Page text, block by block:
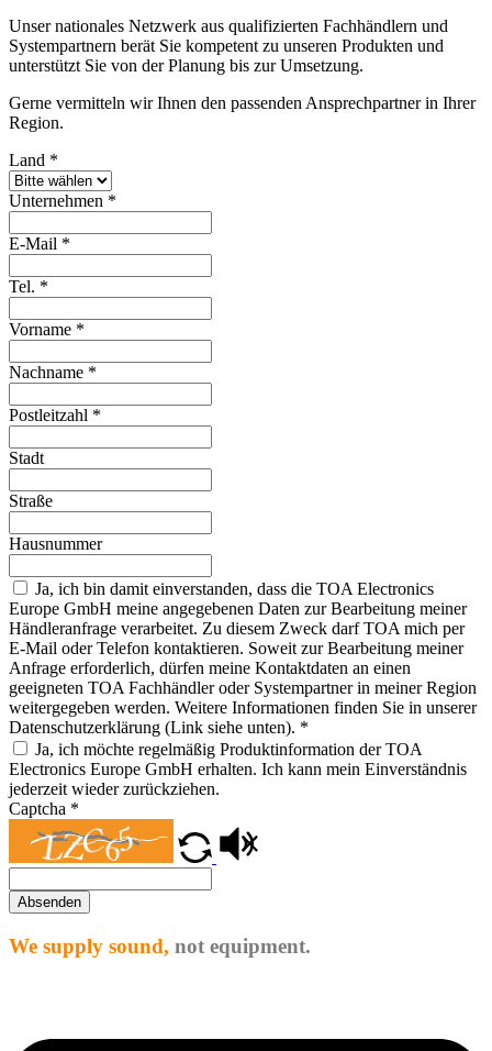
Unser nationales Netzwerk aus qualifizierten Fachhändlern und
Systempartnern berät Sie kompetent zu unseren Produkten und
unterstützt Sie von der Planung bis zur Umsetzung.
Gerne vermitteln wir Ihnen den passenden Ansprechpartner in Ihrer
Region.
Land *
Unternehmen *
E-Mail *
Tel. *
Vorname *
Nachname *
Postleitzahl *
Stadt
Straße
Hausnummer
Ja, ich bin damit einverstanden, dass die TOA Electronics
Europe GmbH meine angegebenen Daten zur Bearbeitung meiner
Händleranfrage verarbeitet. Zu diesem Zweck darf TOA mich per
E-Mail oder Telefon kontaktieren. Soweit zur Bearbeitung meiner
Anfrage erforderlich, dürfen meine Kontaktdaten an einen
geeigneten TOA Fachhändler oder Systempartner in meiner Region
weitergegeben werden. Weitere Informationen finden Sie in unserer
Datenschutzerklärung (Link siehe unten). *
Ja, ich möchte regelmäßig Produktinformation der TOA
Electronics Europe GmbH erhalten. Ich kann mein Einverständnis
jederzeit wieder zurückziehen.
Captcha *
Absenden
We supply sound, not equipment.